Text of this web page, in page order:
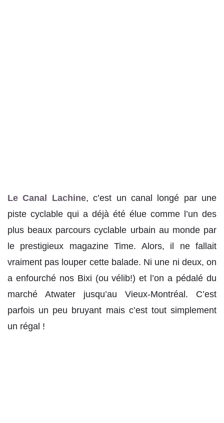
Le Canal Lachine, c’est un canal longé par une
piste cyclable qui a déjà été élue comme l’un des
plus beaux parcours cyclable urbain au monde par
le prestigieux magazine Time. Alors, il ne fallait
vraiment pas louper cette balade. Ni une ni deux, on
a enfourché nos Bixi (ou vélib!) et l’on a pédalé du
marché Atwater jusqu’au Vieux-Montréal. C’est
parfois un peu bruyant mais c’est tout simplement
un régal !